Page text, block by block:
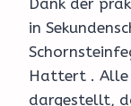
Dank der
in
Hattert . Alle
dargestellt,